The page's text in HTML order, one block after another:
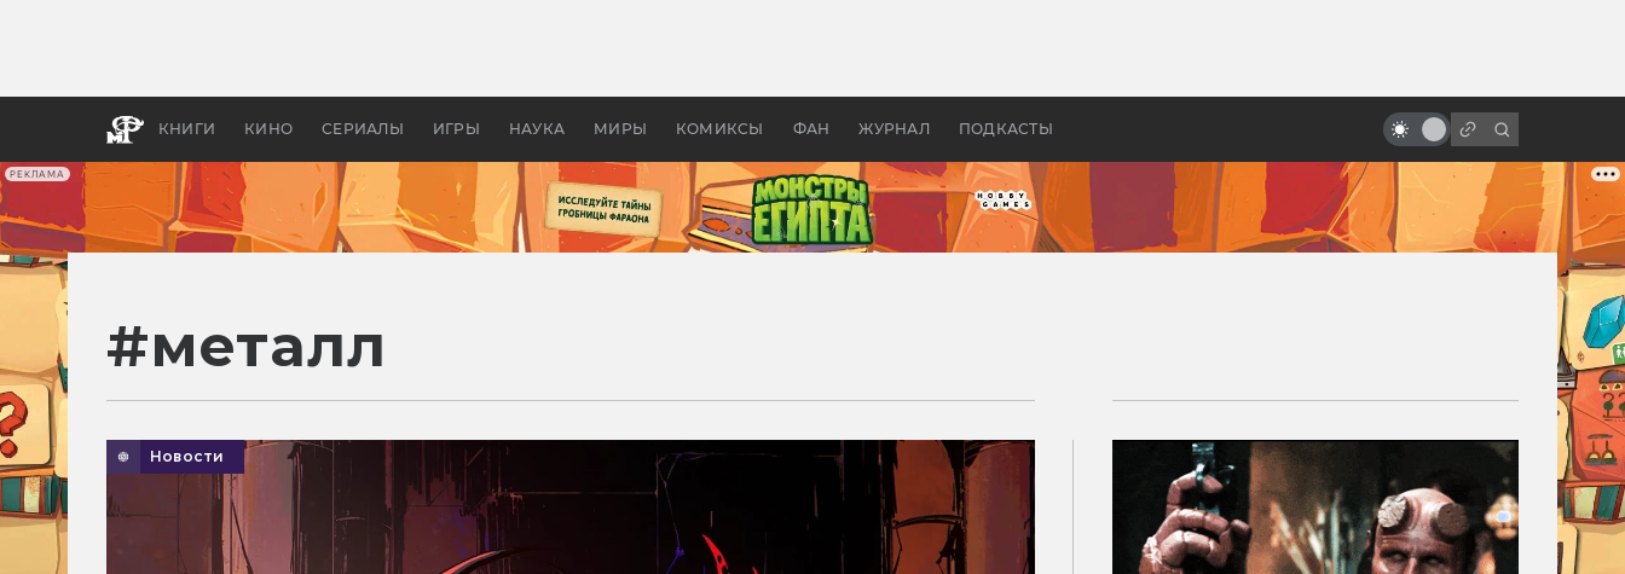
РЕКЛАМА
КНИГИ КИНО СЕРИАЛЫ ИГРЫ НАУКА МИРЫ КОМИКСЫ ФАН ЖУРНАЛ ПОДКАСТЫ
апокалипсис, в России —
бы «Властелина колец»
Лавкрафта) в своё готическое
#металл
Новости